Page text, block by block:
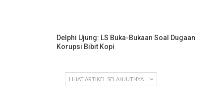
Delphi Ujung: LS Buka-Bukaan Soal Dugaan
Korupsi Bibit Kopi
LIHAT ARTIKEL SELANJUTNYA ...